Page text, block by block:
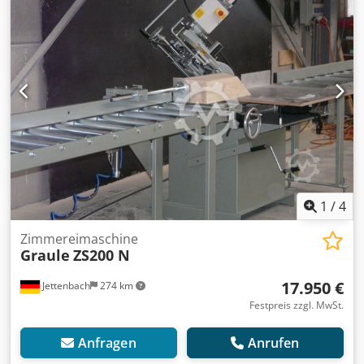
ja Absauganschluss: 100 mm Gewicht: 490 kg
1 /4
Jettenbach 274 km
Zimmereimaschine
Graule ZS200 N
17.950 €
Festpreis zzgl. MwSt.
Anfragen Anrufen